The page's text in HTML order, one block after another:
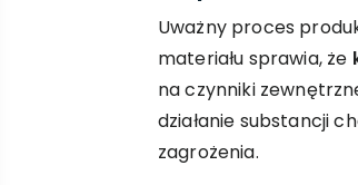
Uważny proces
materiału sprawia, że
na czynniki
działanie substancji
zagrożenia.